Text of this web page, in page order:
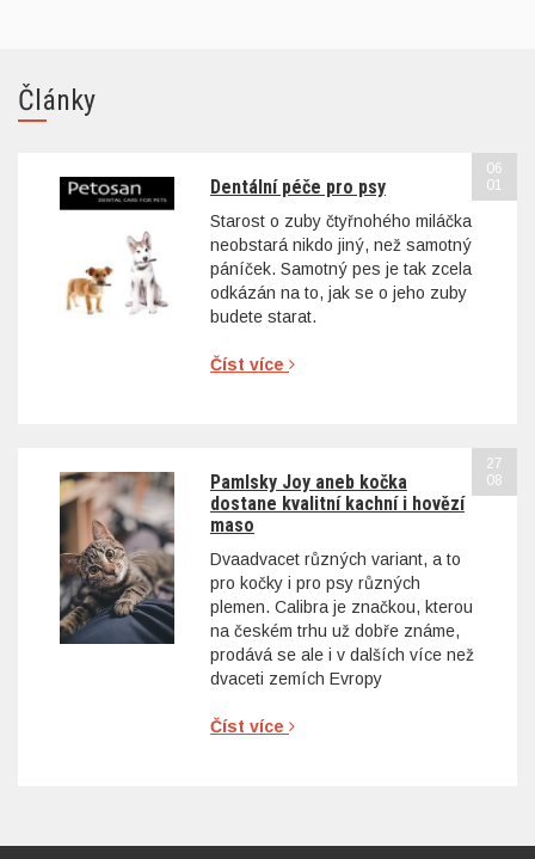
Články
Dentální péče pro psy
Starost o zuby čtyřnohého miláčka
neobstará nikdo jiný, než samotný
páníček. Samotný pes je tak zcela
odkázán na to, jak se o jeho zuby
budete starat.
Číst více
06
01
Pamlsky Joy aneb kočka
dostane kvalitní kachní i hovězí
maso
Dvaadvacet různých variant, a to
pro kočky i pro psy různých
plemen. Calibra je značkou, kterou
na českém trhu už dobře známe,
prodává se ale i v dalších více než
dvaceti zemích Evropy
Číst více
27
08